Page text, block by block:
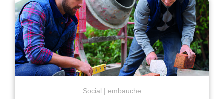
Social embauche